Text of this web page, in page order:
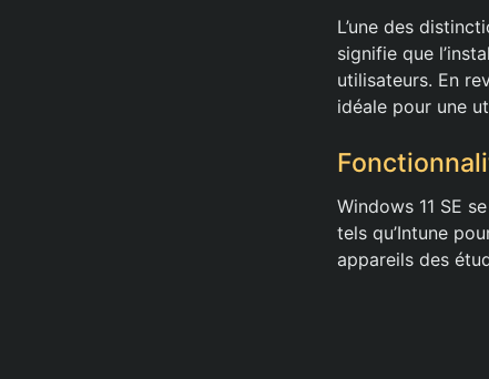
L’une des
signifie que
utilisateurs. En
idéale pour une
Windows 11 SE
tels qu’Intune
appareils des